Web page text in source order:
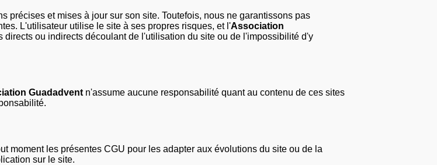
précises et mises à jour sur son site. Toutefois, nous ne garantissons pas
L'utilisateur utilise le site à ses propres risques, et l'Association
directs ou indirects découlant de l'utilisation du site ou de l'impossibilité d'y
Guadadvent n'assume aucune responsabilité quant au contenu de ces sites
moment les présentes CGU pour les adapter aux évolutions du site ou de la
sur le site.